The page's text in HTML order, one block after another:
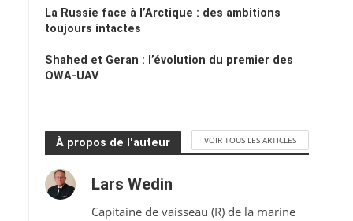
La Russie face à l’Arctique : des ambitions
toujours intactes
Shahed et Geran : l’évolution du premier des
OWA-UAV
À propos de l'auteur VOIR TOUS LES ARTICLES
Lars Wedin
Capitaine de vaisseau (R) de la marine